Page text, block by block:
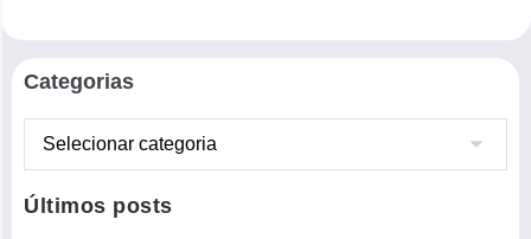
Categorias
Últimos posts